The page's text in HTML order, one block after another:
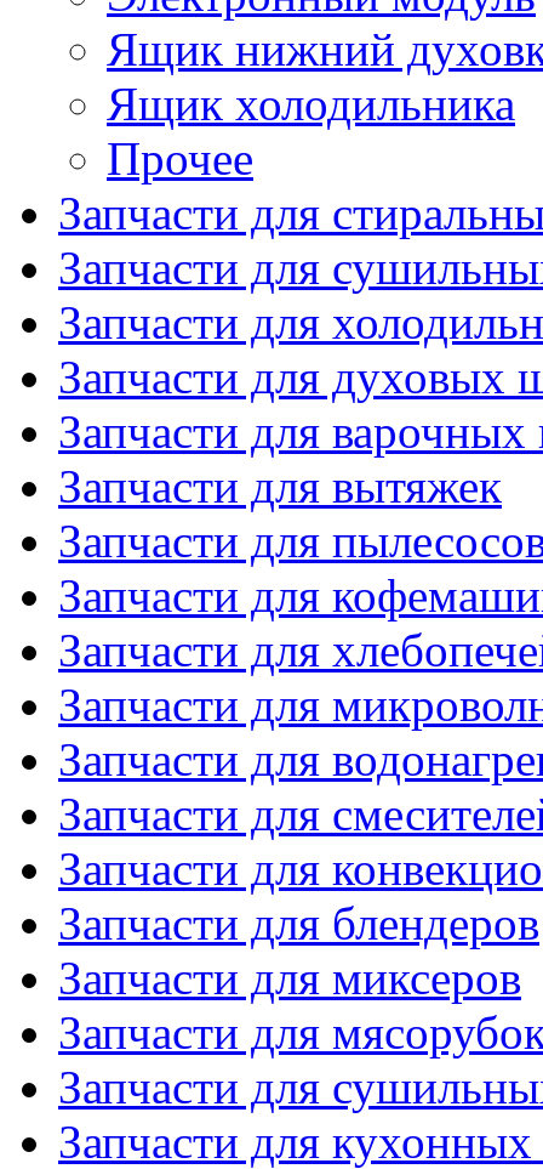
Ящик нижний
Ящик холодильника
Прочее
Запчасти для
Запчасти для
Запчасти для
Запчасти для духовых
Запчасти для варочных
Запчасти для вытяжек
Запчасти для
Запчасти для
Запчасти для
Запчасти для
Запчасти для
Запчасти для
Запчасти для
Запчасти для блендеров
Запчасти для миксеров
Запчасти для
Запчасти для
Запчасти для